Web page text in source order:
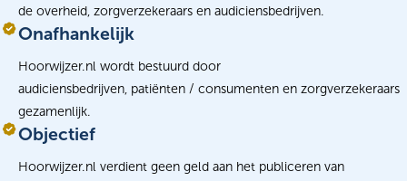
de overheid, zorgverzekeraars en audiciensbedrijven.
Onafhankelijk
Hoorwijzer.nl wordt bestuurd door
audiciensbedrijven, patiënten / consumenten en zorgverzekeraars
gezamenlijk.
Objectief
Hoorwijzer.nl verdient geen geld aan het publiceren van